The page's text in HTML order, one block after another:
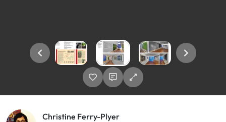
Christine Ferry-Plyer